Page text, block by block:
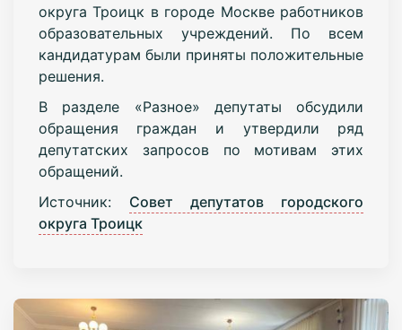
округа Троицк в городе Москве работников
образовательных учреждений. По всем
кандидатурам были приняты положительные
решения.
В разделе «Разное» депутаты обсудили
обращения граждан и утвердили ряд
депутатских запросов по мотивам этих
обращений.
Источник: Совет депутатов городского
округа Троицк